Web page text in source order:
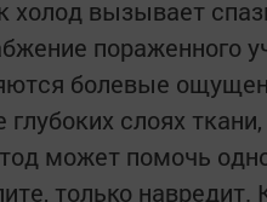
холод вызывает
пораженного
болевые
глубоких слоях
может помочь
только